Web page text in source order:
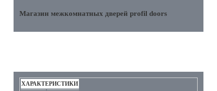
Магазин межкомнатных дверей profil doors
ХАРАКТЕРИСТИКИ